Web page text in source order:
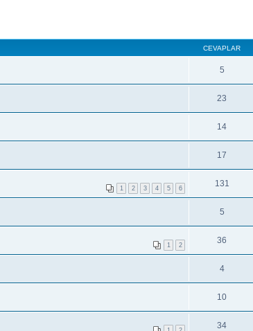
CEVAPLAR
5
23
14
17
1 2 3 4 5 6 131
5
1 2 36
4
10
34